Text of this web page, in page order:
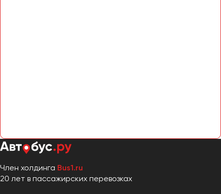
Член холдинга Bus1.ru
20 лет в пассажирских перевозках